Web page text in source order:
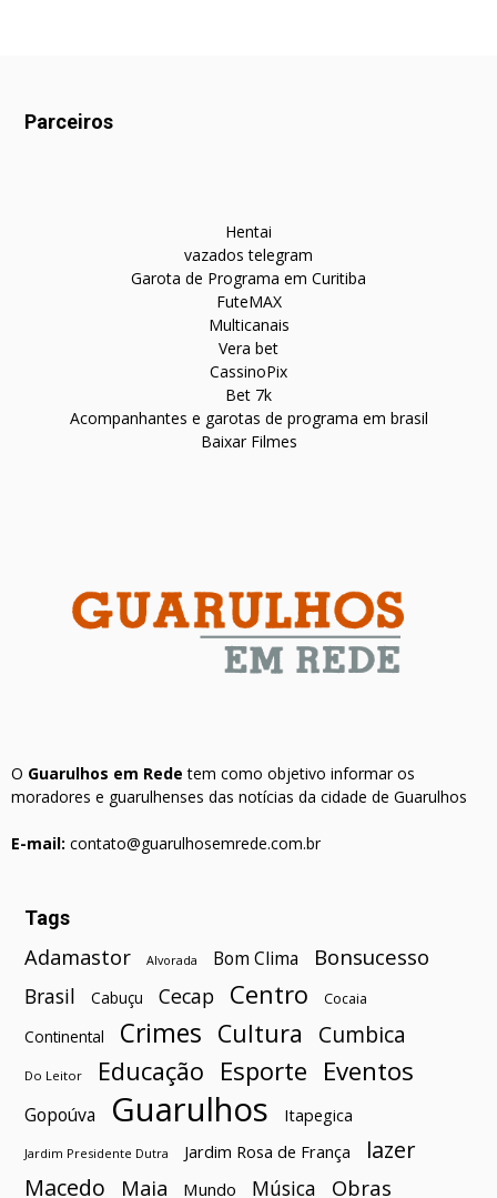
Parceiros
Hentai
vazados telegram
Garota de Programa em Curitiba
FuteMAX
Multicanais
Vera bet
CassinoPix
Bet 7k
Acompanhantes e garotas de programa em brasil
Baixar Filmes
O Guarulhos em Rede tem como objetivo informar os
moradores e guarulhenses das notícias da cidade de Guarulhos
E-mail: contato@guarulhosemrede.com.br
Tags
Adamastor Alvorada Bom Clima Bonsucesso
Brasil Cabuçu Cecap Centro Cocaia
Continental Crimes Cultura Cumbica
Do Leitor Educação Esporte Eventos
Gopoúva Guarulhos Itapegica
Jardim Presidente Dutra Jardim Rosa de França
lazer
Macedo
Maia Mundo Música Obras